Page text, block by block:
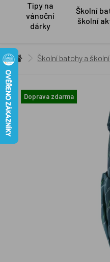
Tipy na
vánoční
dárky
Školní
školní
Školní batohy a
Doprava zdarma